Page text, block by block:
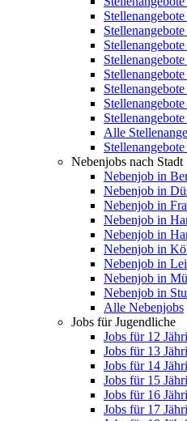
Alle
Nebenjobs nach Stadt
Nebenjob in
Nebenjob in
Nebenjob in
Nebenjob in
Nebenjob in
Nebenjob in
Nebenjob in
Nebenjob in
Nebenjob in
Alle Nebenjobs
Jobs für Jugendliche
Jobs für 12
Jobs für 13
Jobs für 14
Jobs für 15
Jobs für 16
Jobs für 17